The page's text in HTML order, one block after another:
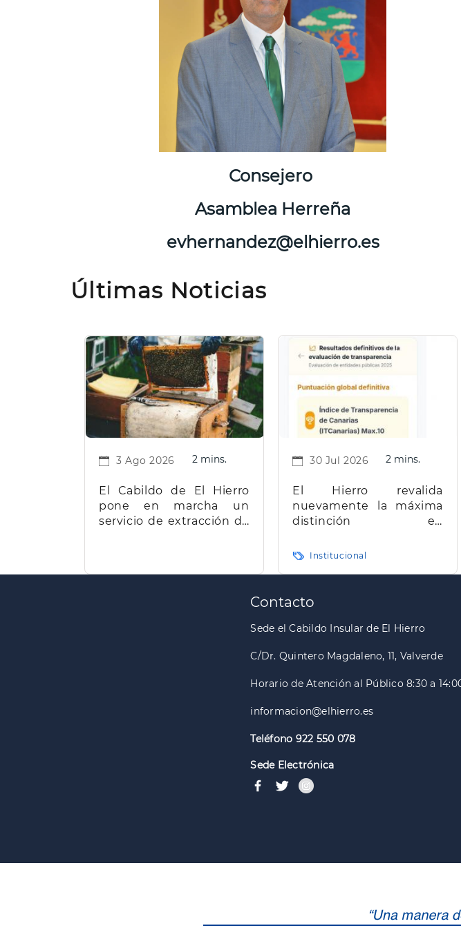
Consejero
Asamblea Herreña
evhernandez@elhierro.es
Últimas Noticias
3 Ago 2026 2 mins.
El Cabildo de El Hierro
pone en marcha un
servicio de extracción de
30 Jul 2026 2 mins.
El Hierro revalida
nuevamente la máxima
distinción en
Canarias
Institucional
Paginación
Contacto
Sede el Cabildo Insular de El Hierro
C/Dr. Quintero Magdaleno, 11, Valverde
Horario de Atención al Público 8:30 a
informacion@elhierro.es
Teléfono 922 550 078
Sede Electrónica